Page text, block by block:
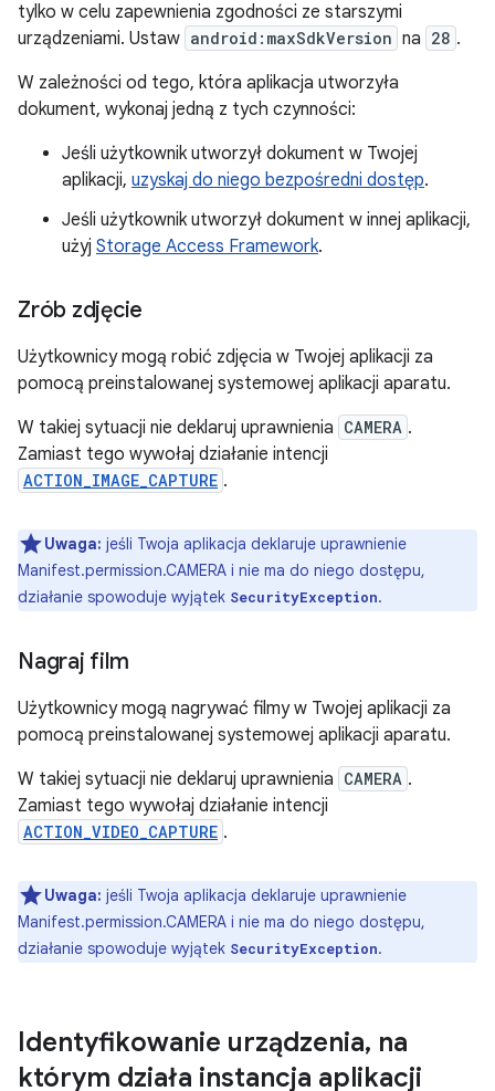
tylko w celu zapewnienia zgodności ze starszymi
urządzeniami. Ustaw android:maxSdkVersion na 28 .
W zależności od tego, która aplikacja utworzyła
dokument, wykonaj jedną z tych czynności:
Jeśli użytkownik utworzył dokument w Twojej
aplikacji, uzyskaj do niego bezpośredni dostęp.
Jeśli użytkownik utworzył dokument w innej aplikacji,
użyj Storage Access Framework.
Zrób zdjęcie
Użytkownicy mogą robić zdjęcia w Twojej aplikacji za
pomocą preinstalowanej systemowej aplikacji aparatu.
W takiej sytuacji nie deklaruj uprawnienia CAMERA .
Zamiast tego wywołaj działanie intencji
ACTION_IMAGE_CAPTURE .
Uwaga: jeśli Twoja aplikacja deklaruje uprawnienie
Manifest.permission.CAMERA i nie ma do niego dostępu,
działanie spowoduje wyjątek SecurityException.
Nagraj film
Użytkownicy mogą nagrywać filmy w Twojej aplikacji za
pomocą preinstalowanej systemowej aplikacji aparatu.
W takiej sytuacji nie deklaruj uprawnienia CAMERA .
Zamiast tego wywołaj działanie intencji
ACTION_VIDEO_CAPTURE .
Uwaga: jeśli Twoja aplikacja deklaruje uprawnienie
Manifest.permission.CAMERA i nie ma do niego dostępu,
działanie spowoduje wyjątek SecurityException.
Identyfikowanie urządzenia, na
którym działa instancja aplikacji